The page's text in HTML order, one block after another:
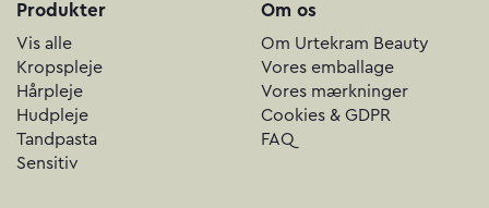
Produkter
Vis alle
Kropspleje
Hårpleje
Hudpleje
Tandpasta
Sensitiv
Om os
Om Urtekram Beauty
Vores emballage
Vores mærkninger
Cookies & GDPR
FAQ